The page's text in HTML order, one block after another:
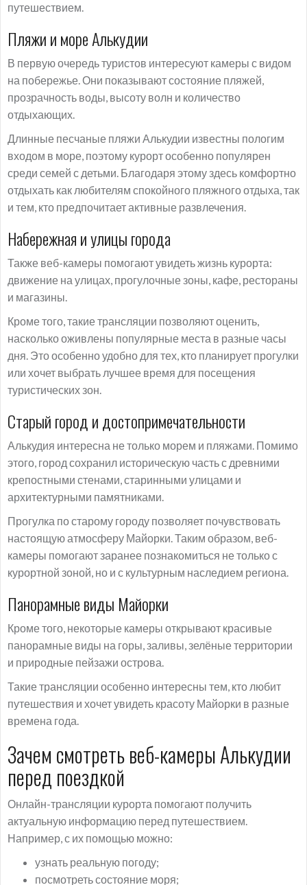
путешествием.
Пляжи и море Алькудии
В первую очередь туристов интересуют камеры с видом
на побережье. Они показывают состояние пляжей,
прозрачность воды, высоту волн и количество
отдыхающих.
Длинные песчаные пляжи Алькудии известны пологим
входом в море, поэтому курорт особенно популярен
среди семей с детьми. Благодаря этому здесь комфортно
отдыхать как любителям спокойного пляжного отдыха, так
и тем, кто предпочитает активные развлечения.
Набережная и улицы города
Также веб-камеры помогают увидеть жизнь курорта:
движение на улицах, прогулочные зоны, кафе, рестораны
и магазины.
Кроме того, такие трансляции позволяют оценить,
насколько оживлены популярные места в разные часы
дня. Это особенно удобно для тех, кто планирует прогулки
или хочет выбрать лучшее время для посещения
туристических зон.
Старый город и достопримечательности
Алькудия интересна не только морем и пляжами. Помимо
этого, город сохранил историческую часть с древними
крепостными стенами, старинными улицами и
архитектурными памятниками.
Прогулка по старому городу позволяет почувствовать
настоящую атмосферу Майорки. Таким образом, веб-
камеры помогают заранее познакомиться не только с
курортной зоной, но и с культурным наследием региона.
Панорамные виды Майорки
Кроме того, некоторые камеры открывают красивые
панорамные виды на горы, заливы, зелёные территории
и природные пейзажи острова.
Такие трансляции особенно интересны тем, кто любит
путешествия и хочет увидеть красоту Майорки в разные
времена года.
Зачем смотреть веб-камеры Алькудии
перед поездкой
Онлайн-трансляции курорта помогают получить
актуальную информацию перед путешествием.
Например, с их помощью можно:
узнать реальную погоду;
посмотреть состояние моря;